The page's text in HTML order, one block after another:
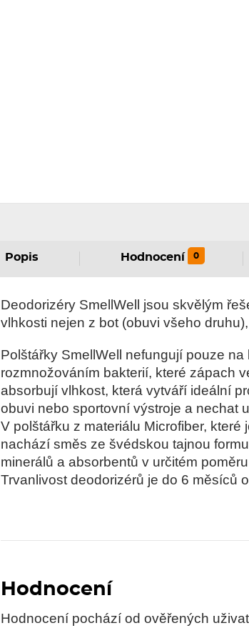
Popis Hodnocení 0
Deodorizéry SmellWell jsou skvělým
vlhkosti nejen z bot (obuvi všeho
Polštářky SmellWell nefungují pouze
rozmnožováním bakterií, které zápach
absorbují vlhkost, která vytváří ideální
obuvi nebo sportovní výstroje a nechat
V polštářku z materiálu Microfiber,
nachází směs ze švédskou tajnou
minerálů a absorbentů v určitém
Trvanlivost deodorizérů je do 6 měsíců
Hodnocení
Hodnocení pochází od ověřených